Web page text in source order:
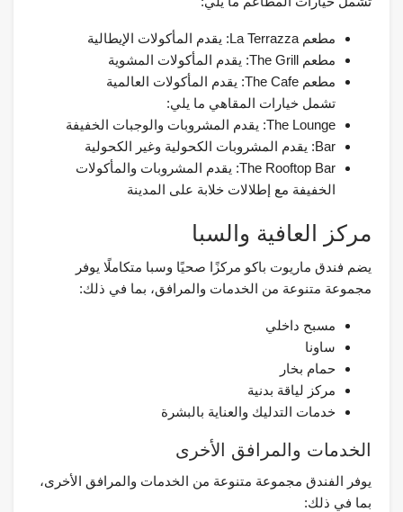
مطعم La Terrazza: يقدم المأكولات الإيطالية
مطعم The Grill: يقدم المأكولات المشوية
مطعم The Cafe: يقدم المأكولات العالمية
تشمل خيارات المقاهي ما يلي:
The Lounge: يقدم المشروبات والوجبات الخفيفة
Bar: يقدم المشروبات الكحولية وغير الكحولية
The Rooftop Bar: يقدم المشروبات والمأكولات
الخفيفة مع إطلالات خلابة على المدينة
مركز العافية والسبا
يضم فندق ماريوت باكو مركزًا صحيًا وسبا متكاملًا يوفر
مجموعة متنوعة من الخدمات والمرافق، بما في ذلك:
مسبح داخلي
ساونا
حمام بخار
مركز لياقة بدنية
خدمات التدليك والعناية بالبشرة
الخدمات والمرافق الأخرى
يوفر الفندق مجموعة متنوعة من الخدمات والمرافق الأخرى،
بما في ذلك: